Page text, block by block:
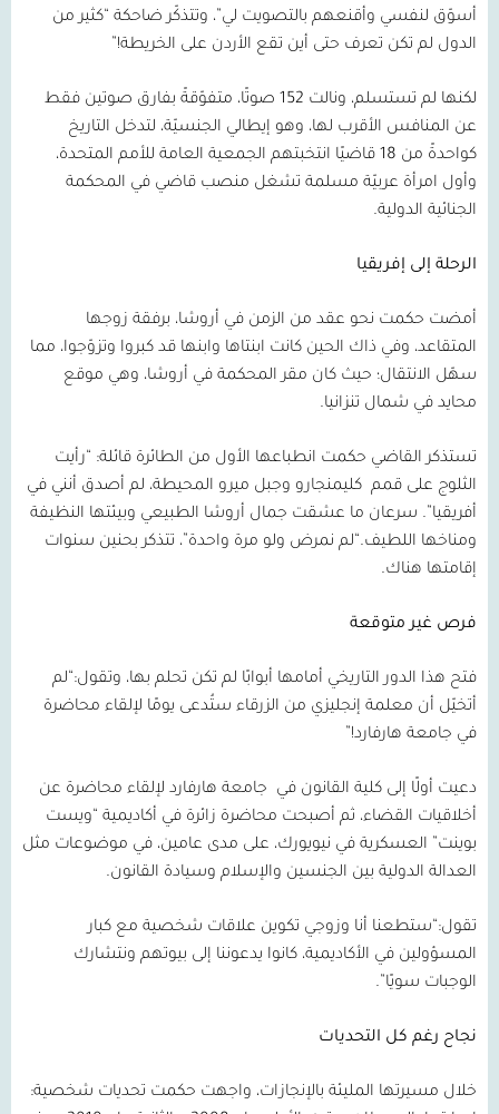
أسوّق لنفسي وأقنعهم بالتصويت لي”، وتتذكّر ضاحكة “كثير من
الدول لم تكن تعرف حتى أين تقع الأردن على الخريطة!”
لكنها لم تستسلم، ونالت 152 صوتًا، متفوّقةً بفارق صوتين فقط
عن المنافس الأقرب لها، وهو إيطالي الجنسيّة، لتدخل التاريخ
كواحدةً من 18 قاضيًا انتخبتهم الجمعية العامة للأمم المتحدة،
وأول امرأة عربيّة مسلمة تشغل منصب قاضي في المحكمة
الجنائية الدولية.
الرحلة إلى إفريقيا
أمضت حكمت نحو عقد من الزمن في أروشا، برفقة زوجها
المتقاعد، وفي ذاك الحين كانت ابنتاها وابنها قد كبروا وتزوّجوا، مما
سهّل الانتقال؛ حيث كان مقر المحكمة في أروشا، وهي موقع
محايد في شمال تنزانيا.
تستذكر القاضي حكمت انطباعها الأول من الطائرة قائلة: “رأيت
الثلوج على قمم كليمنجارو وجبل ميرو المحيطة، لم أصدق أنني في
أفريقيا”. سرعان ما عشقت جمال أروشا الطبيعي وبيئتها النظيفة
ومناخها اللطيف.“لم نمرض ولو مرة واحدة”، تتذكر بحنين سنوات
إقامتها هناك.
فرص غير متوقعة
فتح هذا الدور التاريخي أمامها أبوابًا لم تكن تحلم بها، وتقول:“لم
أتخيّل أن معلمة إنجليزي من الزرقاء ستُدعى يومًا لإلقاء محاضرة
في جامعة هارفارد!”
دعيت أولًا إلى كلية القانون في
جامعة هارفارد لإلقاء محاضرة عن
أخلاقيات القضاء، ثم أصبحت محاضرة زائرة في أكاديمية “ويست
بوينت” العسكرية في نيويورك، على مدى عامين، في موضوعات مثل
العدالة الدولية بين الجنسين والإسلام وسيادة القانون.
تقول:“ستطعنا أنا وزوجي تكوين علاقات شخصية مع كبار
المسؤولين في الأكاديمية، كانوا يدعوننا إلى بيوتهم ونتشارك
الوجبات سويًا”.
نجاح رغم كل التحديات
خلال مسيرتها المليئة بالإنجازات، واجهت حكمت تحديات شخصية: